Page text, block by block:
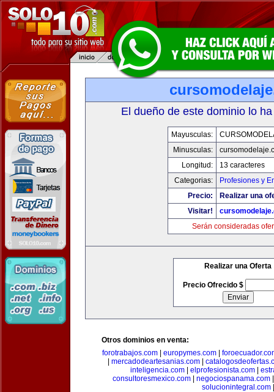
El dueño de este dominio lo
Mayusculas:
Minusculas:
Longitud:
13 caracteres
Categorias:
Profesiones y
Precio:
Realizar una
Visitar!
Serán consideradas
Realizar una Oferta
Precio Ofrecido $
Otros dominios en venta:
forotrabajos.com| europymes.com|
mercadodeartesanias.com
inteligencia.com| elprofesionista.com|
consultoresmexico.com| negociospanama.com
solucionintegral.com|